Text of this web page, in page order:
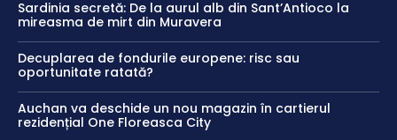
Sardinia secretă: De la aurul alb din Sant’Antioco la
mireasma de mirt din Muravera
Decuplarea de fondurile europene: risc sau
oportunitate ratată?
Auchan va deschide un nou magazin în cartierul
rezidențial One Floreasca City